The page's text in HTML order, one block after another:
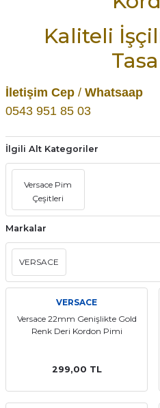
Kaliteli
İletişim Cep / Whatsaap
0543 951 85 03
İlgili Alt Kategoriler
Versace Pim
Çeşitleri
Markalar
VERSACE
VERSACE
Versace 22mm Genişlikte Gold
Renk Deri Kordon Pimi
299,00 TL